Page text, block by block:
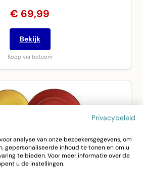
€ 69,99
Bekijk
Koop via bol.com
Privacybeleid
analyse van onze bezoekersgegevens, om
gepersonaliseerde inhoud te tonen en om u
te bieden. Voor meer informatie over de
u de instellingen.